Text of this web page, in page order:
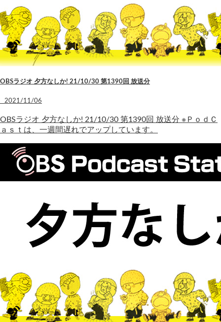
OBSラジオ 夕方なしか! 21/10/30 第1390回 放送分
2021/11/06
OBSラジオ 夕方なしか! 21/10/30 第1390回 放送分 ※ＰｏｄＣ
ａｓｔは、一週間遅れでアップしています。